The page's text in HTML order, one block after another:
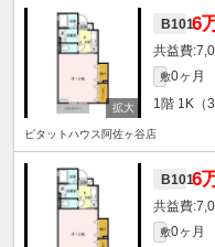
B1016
敷0ヶ月
1階 1K（
ピタットハウス阿佐ヶ谷店
B1016
敷0ヶ月